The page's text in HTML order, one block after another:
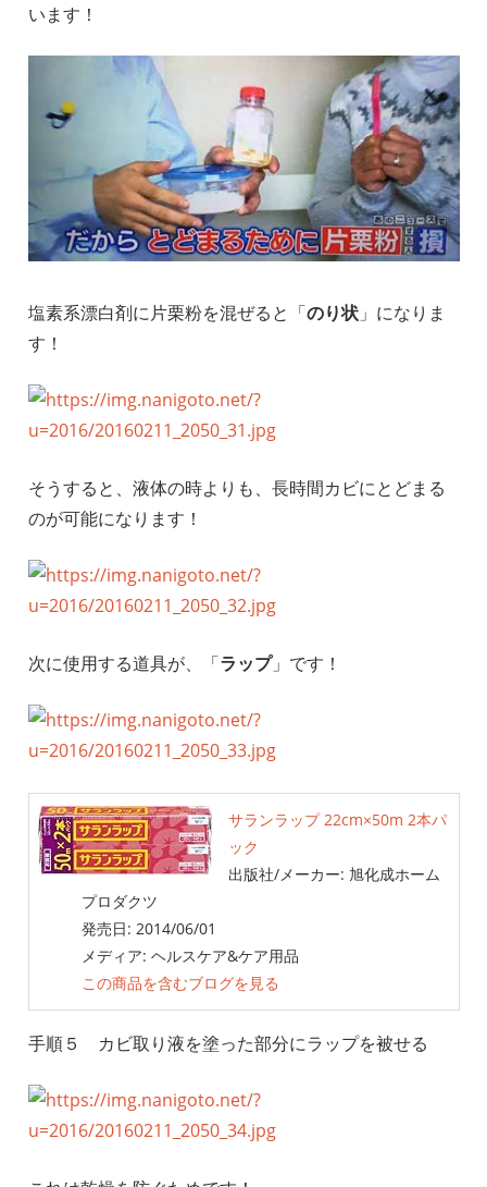
います！
塩素系漂白剤に片栗粉を混ぜると「のり状」になりま
す！
そうすると、液体の時よりも、長時間カビにとどまる
のが可能になります！
次に使用する道具が、「ラップ」です！
サランラップ 22cm×50m 2本パ
ック
出版社/メーカー: 旭化成ホーム
プロダクツ
発売日: 2014/06/01
メディア: ヘルスケア&ケア用品
この商品を含むブログを見る
手順５ カビ取り液を塗った部分にラップを被せる